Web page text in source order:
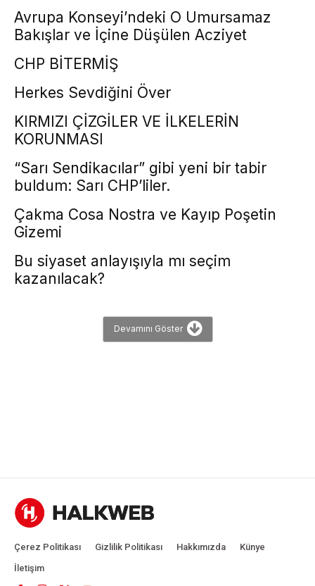
Avrupa Konseyi’ndeki O Umursamaz
Bakışlar ve İçine Düşülen Acziyet
CHP BİTERMİŞ
Herkes Sevdiğini Över
KIRMIZI ÇİZGİLER VE İLKELERİN
KORUNMASI
“Sarı Sendikacılar” gibi yeni bir tabir
buldum: Sarı CHP’liler.
Çakma Cosa Nostra ve Kayıp Poşetin
Gizemi
Bu siyaset anlayışıyla mı seçim
kazanılacak?
Devamını Göster
Çerez Politikası Gizlilik Politikası Hakkımızda
Künye
İletişim